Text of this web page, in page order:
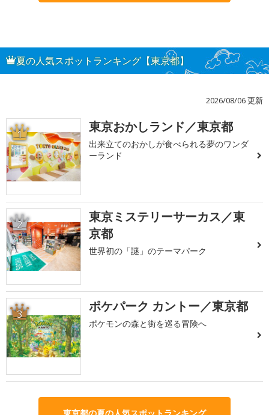
夏の人気スポットランキング【東京都】
2026/08/06 更新
1 東京おかしランド／東京都
出来立てのおかしが食べられる夢のワンダ
ーランド
2
東京ミステリーサーカス／東
京都
世界初の「謎」のテーマパーク
3 ポケパーク カントー／東京都
ポケモンの森と街を巡る冒険へ
東京都の夏の人気スポットランキング